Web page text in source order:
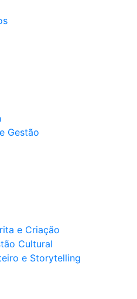
Gestão
e Criação
Cultural
e Storytelling